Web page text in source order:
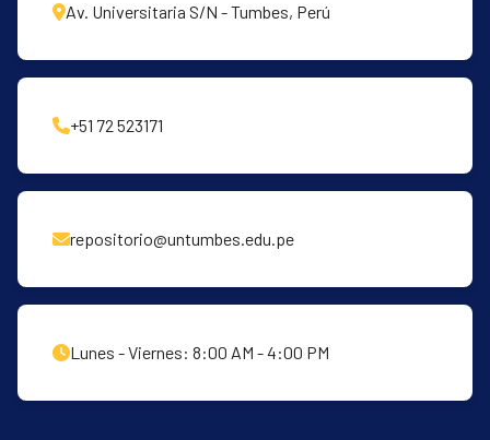
Av. Universitaria S/N - Tumbes, Perú
+51 72 523171
repositorio@untumbes.edu.pe
Lunes - Viernes: 8:00 AM - 4:00 PM